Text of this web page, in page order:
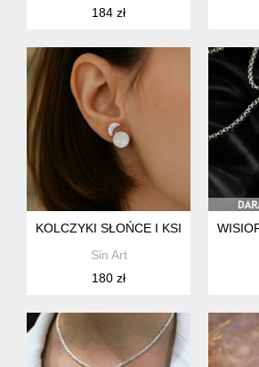
184 zł
KOLCZYKI SŁOŃCE I KSIĘŻYC-
Sin Art
180 zł